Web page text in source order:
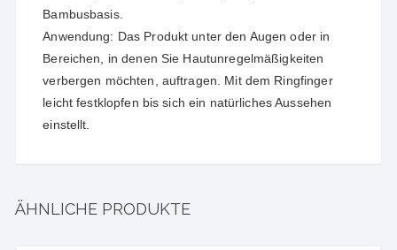
Bambusbasis.
Anwendung: Das Produkt unter den Augen oder in
Bereichen, in denen Sie Hautunregelmäßigkeiten
verbergen möchten, auftragen. Mit dem Ringfinger
leicht festklopfen bis sich ein natürliches Aussehen
einstellt.
ÄHNLICHE PRODUKTE